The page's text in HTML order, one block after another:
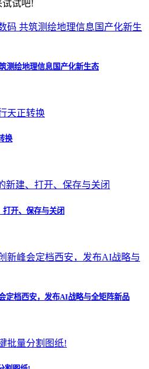
试试吧!
测绘地理信息国产化新生态
换
打开、保存与关闭
定档西安，发布AI战略与全矩阵新品